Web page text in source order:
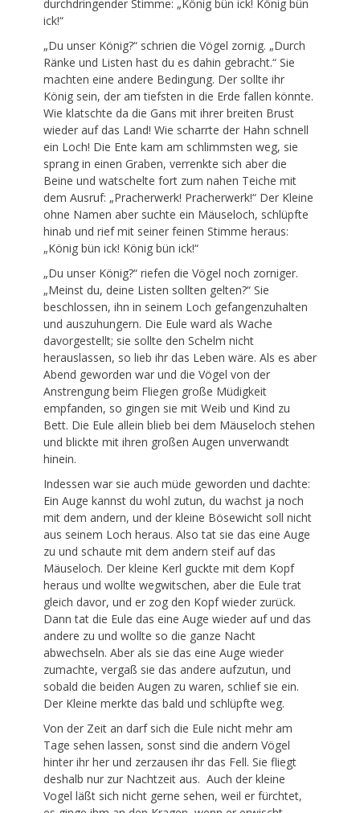
durchdringender Stimme: „König bün ick! König bün
ick!“
„Du unser König?“ schrien die Vögel zornig. „Durch
Ränke und Listen hast du es dahin gebracht.“ Sie
machten eine andere Bedingung. Der sollte ihr
König sein, der am tiefsten in die Erde fallen könnte.
Wie klatschte da die Gans mit ihrer breiten Brust
wieder auf das Land! Wie scharrte der Hahn schnell
ein Loch! Die Ente kam am schlimmsten weg, sie
sprang in einen Graben, verrenkte sich aber die
Beine und watschelte fort zum nahen Teiche mit
dem Ausruf: „Pracherwerk! Pracherwerk!“ Der Kleine
ohne Namen aber suchte ein Mäuseloch, schlüpfte
hinab und rief mit seiner feinen Stimme heraus:
„König bün ick! König bün ick!“
„Du unser König?“ riefen die Vögel noch zorniger.
„Meinst du, deine Listen sollten gelten?“ Sie
beschlossen, ihn in seinem Loch gefangenzuhalten
und auszuhungern. Die Eule ward als Wache
davorgestellt; sie sollte den Schelm nicht
herauslassen, so lieb ihr das Leben wäre. Als es aber
Abend geworden war und die Vögel von der
Anstrengung beim Fliegen große Müdigkeit
empfanden, so gingen sie mit Weib und Kind zu
Bett. Die Eule allein blieb bei dem Mäuseloch stehen
und blickte mit ihren großen Augen unverwandt
hinein.
Indessen war sie auch müde geworden und dachte:
Ein Auge kannst du wohl zutun, du wachst ja noch
mit dem andern, und der kleine Bösewicht soll nicht
aus seinem Loch heraus. Also tat sie das eine Auge
zu und schaute mit dem andern steif auf das
Mäuseloch. Der kleine Kerl guckte mit dem Kopf
heraus und wollte wegwitschen, aber die Eule trat
gleich davor, und er zog den Kopf wieder zurück.
Dann tat die Eule das eine Auge wieder auf und das
andere zu und wollte so die ganze Nacht
abwechseln. Aber als sie das eine Auge wieder
zumachte, vergaß sie das andere aufzutun, und
sobald die beiden Augen zu waren, schlief sie ein.
Der Kleine merkte das bald und schlüpfte weg.
Von der Zeit an darf sich die Eule nicht mehr am
Tage sehen lassen, sonst sind die andern Vögel
hinter ihr her und zerzausen ihr das Fell. Sie fliegt
deshalb nur zur Nachtzeit aus. Auch der kleine
Vogel läßt sich nicht gerne sehen, weil er fürchtet,